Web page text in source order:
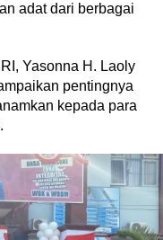
adat dari berbagai
Yasonna H. Laoly
pentingnya
kepada para